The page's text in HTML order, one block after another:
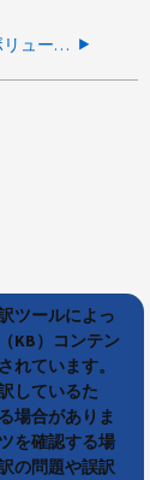
EMSログで、ボリュームがオフラインであるため「Nblade.cifsShrConnectFailed」エラーが報告されます
ツールによっ
KB）コンテン
れています。
しているた
場合がありま
を確認する場
の問題や誤訳